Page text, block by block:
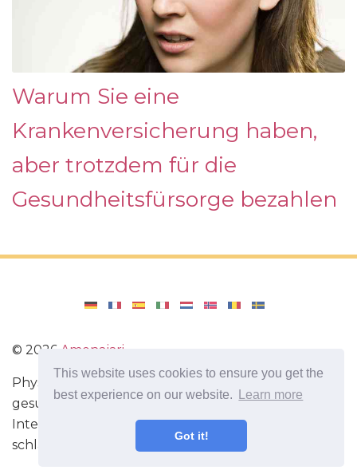
This website uses cookies to ensure you get the
best experience on our website.
Learn more
Got it!
Warum Sie eine
Krankenversicherung haben,
aber trotzdem für die
Gesundheitsfürsorge bezahlen
© 2026 Amenajari
Physische Übungen. Diäten und Rezepte für eine
gesunde Ernährung. Übungen für das Gehirn.
Interessante Fakten. Selbstentwicklung. Sei heute
schlauer und stärker!